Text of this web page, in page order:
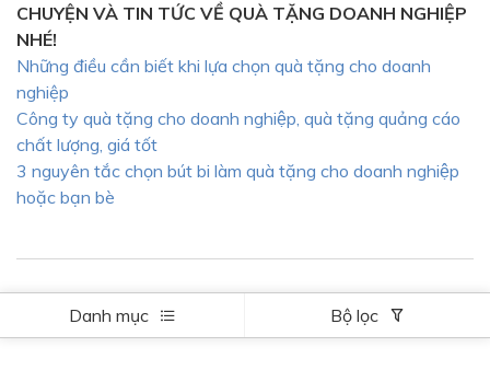
CHUYỆN VÀ TIN TỨC VỀ QUÀ TẶNG DOANH NGHIỆP
NHÉ!
Những điều cần biết khi lựa chọn quà tặng cho doanh
nghiệp
Công ty quà tặng cho doanh nghiệp, quà tặng quảng cáo
chất lượng, giá tốt
3 nguyên tắc chọn bút bi làm quà tặng cho doanh nghiệp
hoặc bạn bè
Danh mục Bộ lọc